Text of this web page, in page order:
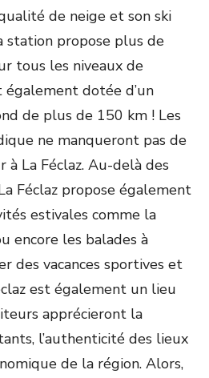
de neige et son ski
station propose plus de
tous les niveaux de
également dotée d’un
de plus de 150 km ! Les
ne manqueront pas de
La Féclaz. Au-delà des
Féclaz propose également
estivales comme la
encore les balades à
des vacances sportives et
est également un lieu
apprécieront la
l’authenticité des lieux
de la région. Alors,